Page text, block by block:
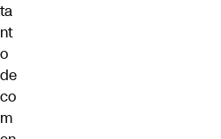
ta
nt
o
de
co
m